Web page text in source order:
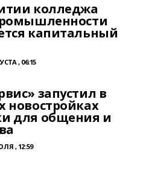
колледжа
капитальный
, 06:15
запустил в
новостройках
для общения и
, 12:59